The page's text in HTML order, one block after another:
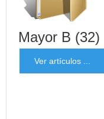
Mayor B (32)
Ver artículos ...